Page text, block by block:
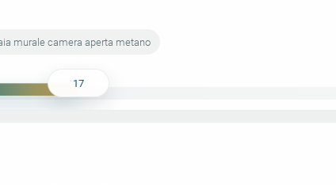
murale camera aperta metano
17